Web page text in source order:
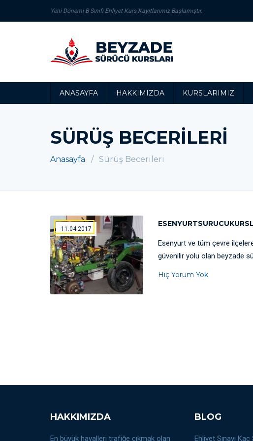
Yeni Dönemi B Sınıfı Ehliyet Kurs Kayıtlarımız Başlamıştır.
ANASAYFA HAKKIMIZDA KURSLARIMIZ
SÜRÜŞ BECERILERI
Anasayfa Sürüş Becerileri
11.04.2017
Esenyurt ve tüm çevre
güvenilir yolu olan beyzade
Hiç Yorum Yok
HAKKIMIZDA
En büyük hayalleri trafiğe çıkmak olan
BLOG
Ehliyet Sınavı